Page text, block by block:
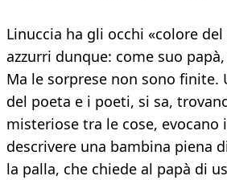
Linuccia ha gli occhi «colore del
azzurri dunque: come suo
Ma le sorprese non sono finite.
del poeta e i poeti, si sa,
misteriose tra le cose, evocano
descrivere una bambina piena
la palla, che chiede al papà di